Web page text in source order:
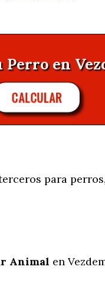
en
CALCULAR
para
Animal en